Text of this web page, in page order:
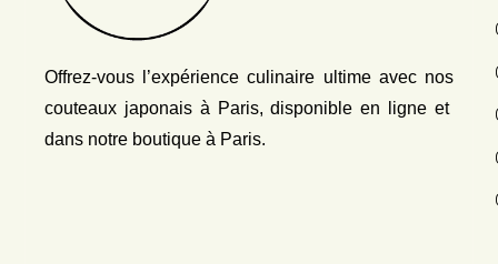
Offrez-vous l’expérience culinaire ultime avec nos
couteaux japonais à Paris, disponible en ligne et
dans notre boutique à Paris.